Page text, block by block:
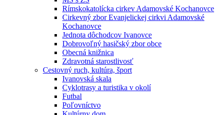
Rímskokatolícka cirkev Adamovské Kochanovce
Cirkevný zbor Evanjelickej cirkvi Adamovské
Kochanovce
Jednota dôchodcov Ivanovce
Dobrovoľný hasičský zbor obce
Obecná knižnica
Zdravotná starostlivosť
Cestovný ruch, kultúra, šport
Ivanovská skala
Cyklotrasy a turistika v okolí
Futbal
Poľovníctvo